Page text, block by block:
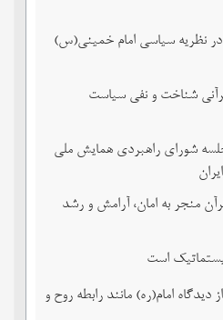
نظریه سیاسی امام خمینی(س)
شناخت و نفی سیاست
شورای راهبردی همایش ملی
منجر به امان، آرامش و رشد
است
امام(ره) مانند رابطه روح و